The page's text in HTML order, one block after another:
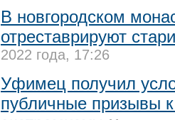
В новгородском
отреставрируют
2022 года, 17:26
Уфимец получил
публичные призывы